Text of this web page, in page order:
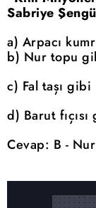
Sabriye
a) Arpacı
b) Nur topu
c) Fal taşı gibi
d) Barut
Cevap: B -